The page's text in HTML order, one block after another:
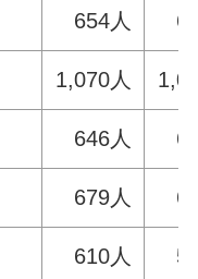
654人
1,070人
646人
679人
610人